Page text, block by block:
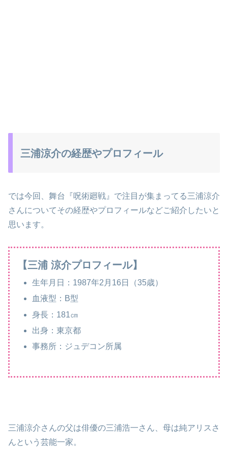
三浦涼介の経歴やプロフィール
では今回、舞台『呪術廻戦』で注目が集まってる三浦涼介
さんについてその経歴やプロフィールなどご紹介したいと
思います。
【三浦 涼介プロフィール】
生年月日：1987年2月16日（35歳）
血液型：B型
身長：181㎝
出身：東京都
事務所：ジュデコン所属
三浦涼介さんの父は俳優の三浦浩一さん、母は純アリスさ
んという芸能一家。